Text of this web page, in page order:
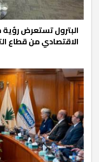
البترول تستعرض رؤية
الاقتصادي من قطاع